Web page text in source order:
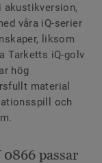
akustikversion,
våra iQ-serier
liksom
Tarketts iQ-golv
hög
material
och
passar